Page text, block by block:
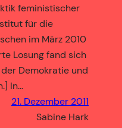
feministischer
für die
im März 2010
Losung fand sich
Demokratie und
In…
21. Dezember 2011
Sabine Hark